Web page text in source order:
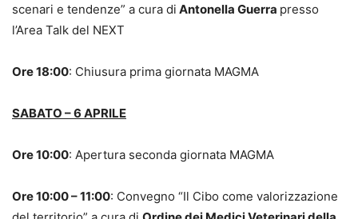
scenari e tendenze” a cura di Antonella Guerra presso
l’Area Talk del NEXT
Ore 18:00: Chiusura prima giornata MAGMA
SABATO – 6 APRILE
Ore 10:00: Apertura seconda giornata MAGMA
Ore 10:00 – 11:00: Convegno “Il Cibo come valorizzazione